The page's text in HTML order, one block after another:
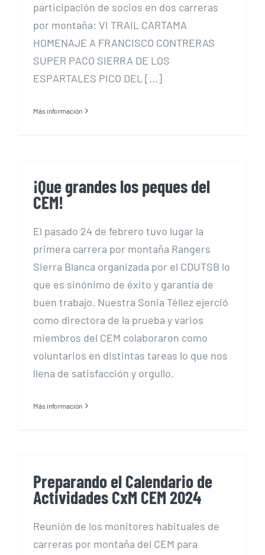
participación de socios en dos carreras
por montaña: VI TRAIL CARTAMA
HOMENAJE A FRANCISCO CONTRERAS
SUPER PACO SIERRA DE LOS
ESPARTALES PICO DEL [...]
Más información
¡Que grandes los peques del
CEM!
El pasado 24 de febrero tuvo lugar la
primera carrera por montaña Rangers
Sierra Blanca organizada por el CDUTSB lo
que es sinónimo de éxito y garantía de
buen trabajo. Nuestra Sonia Téllez ejerció
como directora de la prueba y varios
miembros del CEM colaboraron como
voluntarios en distintas tareas lo que nos
llena de satisfacción y orgullo.
Más información
Preparando el Calendario de
Actividades CxM CEM 2024
Reunión de los monitores habituales de
carreras por montaña del CEM para